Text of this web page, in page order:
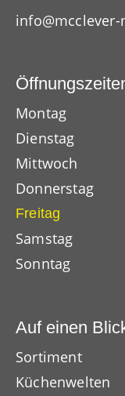
Montag
Dienstag
Mittwoch
Donnerstag
Freitag
Samstag
Sonntag
Auf einen
Sortiment
Küchenwelten